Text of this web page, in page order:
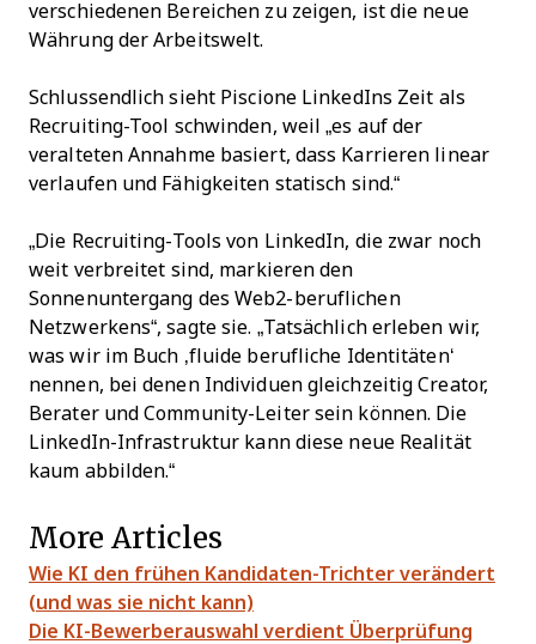
verschiedenen Bereichen zu zeigen, ist die neue
Währung der Arbeitswelt.
Schlussendlich sieht Piscione LinkedIns Zeit als
Recruiting-Tool schwinden, weil „es auf der
veralteten Annahme basiert, dass Karrieren linear
verlaufen und Fähigkeiten statisch sind.“
„Die Recruiting-Tools von LinkedIn, die zwar noch
weit verbreitet sind, markieren den
Sonnenuntergang des Web2-beruflichen
Netzwerkens“, sagte sie. „Tatsächlich erleben wir,
was wir im Buch ‚fluide berufliche Identitäten‘
nennen, bei denen Individuen gleichzeitig Creator,
Berater und Community-Leiter sein können. Die
LinkedIn-Infrastruktur kann diese neue Realität
kaum abbilden.“
More Articles
Wie KI den frühen Kandidaten-Trichter verändert
(und was sie nicht kann)
Die KI-Bewerberauswahl verdient Überprüfung